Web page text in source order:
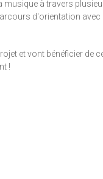
à travers
d'orientation avec
et vont bénéficier de
!